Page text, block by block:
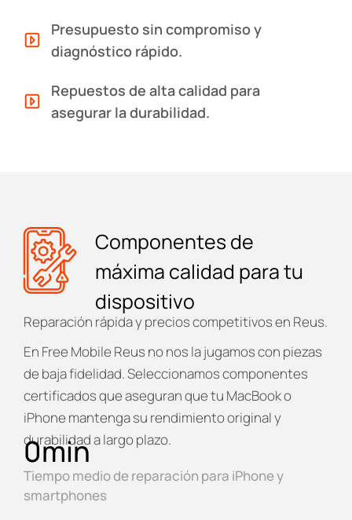
Presupuesto sin compromiso y
diagnóstico rápido.
Repuestos de alta calidad para
asegurar la durabilidad.
Componentes de
máxima calidad para tu
dispositivo
Reparación rápida y precios competitivos en Reus.
En Free Mobile Reus no nos la jugamos con piezas
de baja fidelidad. Seleccionamos componentes
certificados que aseguran que tu MacBook o
iPhone mantenga su rendimiento original y
durabilidad a largo plazo.
Tiempo medio de reparación para iPhone y
smartphones
0min